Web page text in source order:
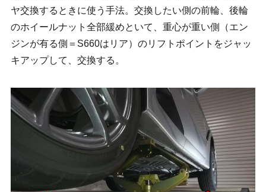
ヤ交換するときに使う手法。交換したい側の前輪、後輪
のホイールナット全部緩めといて、重心が重い側（エン
ジンが有る側＝S660はリア）のリフトポイントをジャッ
キアップして、交換する。